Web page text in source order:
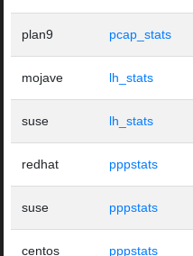
plan9 pcap_stats
mojave lh_stats
suse lh_stats
redhat pppstats
suse pppstats
centos pppstats